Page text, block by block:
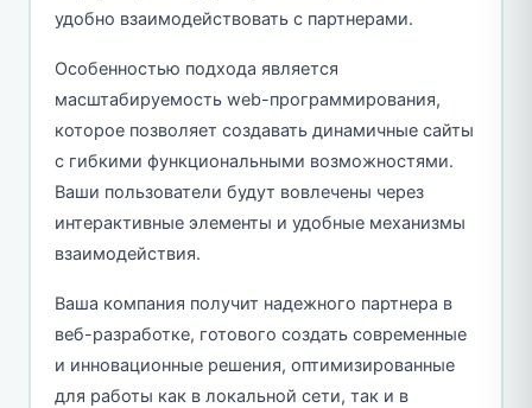
удобно взаимодействовать с партнерами.
Особенностью подхода является
масштабируемость web-программирования,
которое позволяет создавать динамичные сайты
с гибкими функциональными возможностями.
Ваши пользователи будут вовлечены через
интерактивные элементы и удобные механизмы
взаимодействия.
Ваша компания получит надежного партнера в
веб-разработке, готового создать современные
и инновационные решения, оптимизированные
для работы как в локальной сети, так и в